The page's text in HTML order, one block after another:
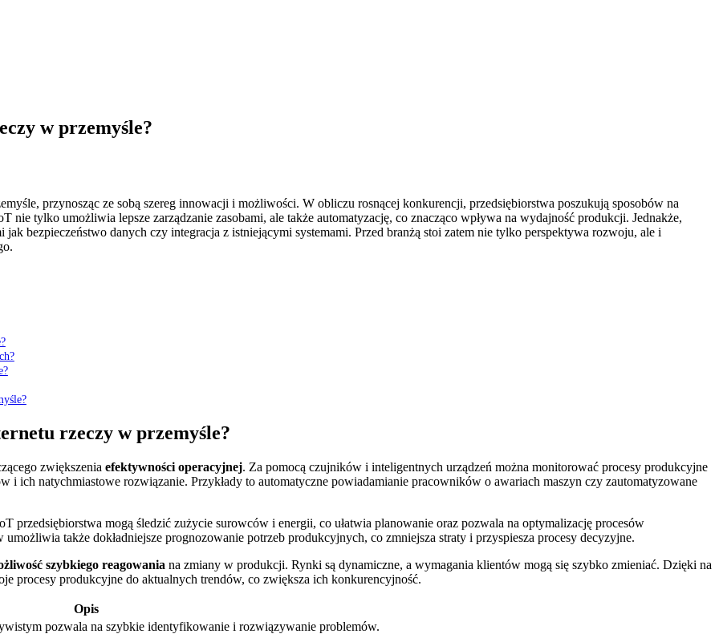
w przemyśle?
przynosząc ze sobą szereg innowacji i możliwości. W obliczu rosnącej konkurencji, przedsiębiorstwa poszukują sposobów na
tylko umożliwia lepsze zarządzanie zasobami, ale także automatyzację, co znacząco wpływa na wydajność produkcji. Jednakże,
bezpieczeństwo danych czy integracja z istniejącymi systemami. Przed branżą stoi zatem nie tylko perspektywa rozwoju, ale i
rzeczy w przemyśle?
zwiększenia efektywności operacyjnej. Za pomocą czujników i inteligentnych urządzeń można monitorować procesy produkcyjne
i ich natychmiastowe rozwiązanie. Przykłady to automatyczne powiadamianie pracowników o awariach maszyn czy zautomatyzowane
przedsiębiorstwa mogą śledzić zużycie surowców i energii, co ułatwia planowanie oraz pozwala na optymalizację procesów
także dokładniejsze prognozowanie potrzeb produkcyjnych, co zmniejsza straty i przyspiesza procesy decyzyjne.
szybkiego reagowania na zmiany w produkcji. Rynki są dynamiczne, a wymagania klientów mogą się szybko zmieniać. Dzięki na
procesy produkcyjne do aktualnych trendów, co zwiększa ich konkurencyjność.
Opis
pozwala na szybkie identyfikowanie i rozwiązywanie problemów.